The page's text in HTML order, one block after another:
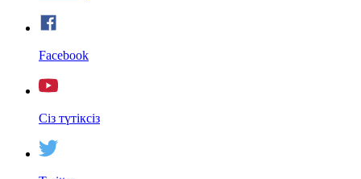
Facebook
Сіз түтіксіз